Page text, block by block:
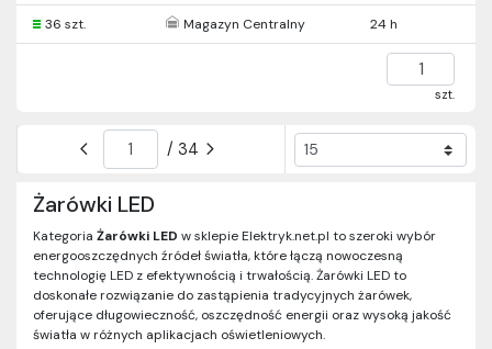
36 szt. Magazyn Centralny 24 h
szt.
/ 34
Żarówki LED
Kategoria Żarówki LED w sklepie Elektryk.net.pl to szeroki wybór
energooszczędnych źródeł światła, które łączą nowoczesną
technologię LED z efektywnością i trwałością. Żarówki LED to
doskonałe rozwiązanie do zastąpienia tradycyjnych żarówek,
oferujące długowieczność, oszczędność energii oraz wysoką jakość
światła w różnych aplikacjach oświetleniowych.